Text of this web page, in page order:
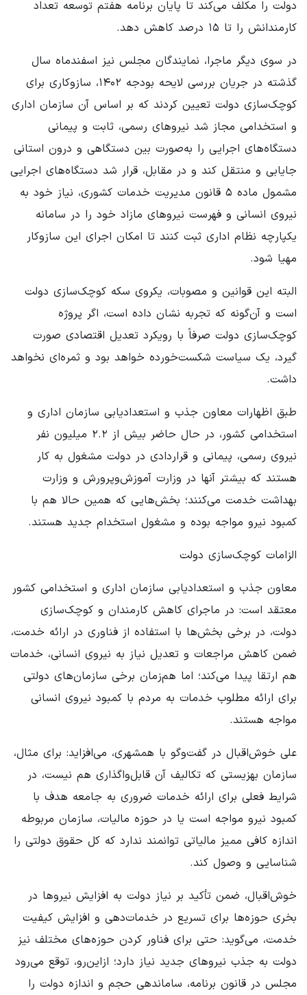
دولت را مکلف می‌کند تا پایان برنامه هفتم توسعه تعداد
کارمندانش را تا ۱۵ درصد کاهش دهد.
در سوی دیگر ماجرا، نمایندگان مجلس نیز اسفندماه سال
گذشته در جریان بررسی لایحه بودجه ۱۴۰۲، سازوکاری برای
کوچک‌سازی دولت تعیین کردند که بر اساس آن سازمان اداری
و استخدامی مجاز شد نیروهای رسمی، ثابت و پیمانی
دستگاه‌های اجرایی را به‌صورت بین دستگاهی و درون استانی
جایابی و منتقل کند و در مقابل، قرار شد دستگاه‌های اجرایی
مشمول ماده ۵ قانون مدیریت خدمات کشوری، نیاز خود به
نیروی انسانی و فهرست نیروهای مازاد خود را در سامانه
یکپارچه نظام اداری ثبت کنند تا امکان اجرای این سازوکار
مهیا شود.
البته این قوانین و مصوبات، یکروی سکه کوچک‌سازی دولت
است و آن‌گونه که تجربه نشان داده است، اگر پروژه
کوچک‌سازی دولت صرفاً با رویکرد تعدیل اقتصادی صورت
گیرد، یک سیاست شکست‌خورده خواهد بود و ثمره‌ای نخواهد
داشت.
طبق اظهارات معاون جذب و استعدادیابی سازمان اداری و
استخدامی کشور، در حال حاضر بیش از ۲.۲ میلیون نفر
نیروی رسمی، پیمانی و قراردادی در دولت مشغول به کار
هستند که بیشتر آنها در وزارت آموزش‌وپرورش و وزارت
بهداشت خدمت می‌کنند؛ بخش‌هایی که همین حالا هم با
کمبود نیرو مواجه بوده و مشغول استخدام جدید هستند.
الزامات کوچک‌سازی دولت
معاون جذب و استعدادیابی سازمان اداری و استخدامی کشور
معتقد است: در ماجرای کاهش کارمندان و کوچک‌سازی
دولت، در برخی بخش‌ها با استفاده از فناوری در ارائه خدمت،
ضمن کاهش مراجعات و تعدیل نیاز به نیروی انسانی، خدمات
هم ارتقا پیدا می‌کند؛ اما هم‌زمان برخی سازمان‌های دولتی
برای ارائه مطلوب خدمات به مردم با کمبود نیروی انسانی
مواجه هستند.
علی خوش‌اقبال در گفت‌وگو با همشهری، می‌افزاید: برای مثال،
سازمان بهزیستی که تکالیف آن قابل‌واگذاری هم نیست، در
شرایط فعلی برای ارائه خدمات ضروری به جامعه هدف با
کمبود نیرو مواجه است یا در حوزه مالیات، سازمان مربوطه
اندازه کافی ممیز مالیاتی توانمند ندارد که کل حقوق دولتی را
شناسایی و وصول کند.
خوش‌اقبال، ضمن تأکید بر نیاز دولت به افزایش نیروها در
بخری حوزه‌ها برای تسریع در خدمات‌دهی و افزایش کیفیت
خدمت، می‌گوید: حتی برای فناور کردن حوزه‌های مختلف نیز
دولت به جذب نیروهای جدید نیاز دارد؛ ازاین‌رو، توقع می‌رود
مجلس در قانون برنامه، ساماندهی حجم و اندازه دولت را